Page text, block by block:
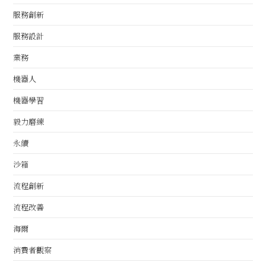
服務創新
服務設計
業務
機器人
機器學習
毅力磨練
永續
沙箱
流程創新
流程改善
海爾
消費者觀察